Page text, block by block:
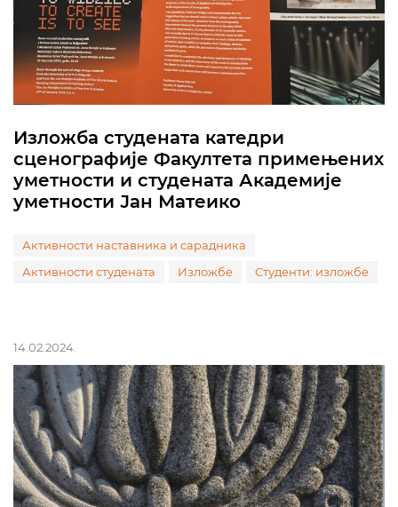
Изложба студената катедри
сценографије Факултета примењених
уметности и студената Академије
уметности Јан Матеико
Активности наставника и сарадника
Активности студената
Изложбе Студенти: изложбе
14.02.2024.